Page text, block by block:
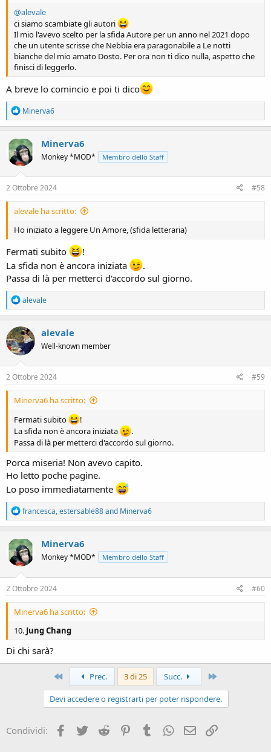
@alevale
ci siamo scambiate gli autori
Il mio l'avevo scelto per la sfida Autore per un anno nel 2021 dopo
che un utente scrisse che Nebbia era paragonabile a Le notti
bianche del mio amato Dosto. Per ora non ti dico nulla, aspetto che
finisci di leggerlo.
A breve lo comincio e poi ti dico
R
e
a
c
t
i
o
n
s
Minerva6
Minerva6
Monkey *MOD* Membro dello Staff
2 Ottobre 2024 #58
alevale ha scritto:
Ho iniziato a leggere Un Amore, (sfida letteraria)
Fermati subito
!
La sfida non è ancora iniziata
.
Passa di là per metterci d'accordo sul giorno.
R
e
a
c
t
i
o
n
s
alevale
alevale
Well-known member
2 Ottobre 2024 #59
Minerva6 ha scritto:
Fermati subito
!
La sfida non è ancora iniziata
.
Passa di là per metterci d'accordo sul giorno.
Porca miseria! Non avevo capito.
Ho letto poche pagine.
Lo poso immediatamente
R
e
a
c
t
i
o
n
s
francesca,estersable88and Minerva6
Minerva6
Monkey *MOD* Membro dello Staff
2 Ottobre 2024 #60
Minerva6 ha scritto:
10. Jung Chang
Di chi sarà?
Primo Prec. 3 di 25 Succ.
Devi accedere o registrarti per poter rispondere.
Condividi: Facebook
Twitter Reddit PinterestTumblrWhatsApp
e-mail